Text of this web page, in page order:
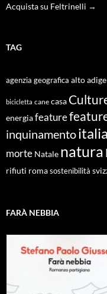
Acquista su Feltrinelli →
TAG
agenzia geografica alto adige
bicicletta cane casa
energiafeature
inquinamentoitalia
morte Natale natura
rifiuti roma sostenibilità
FARÀ NEBBIA